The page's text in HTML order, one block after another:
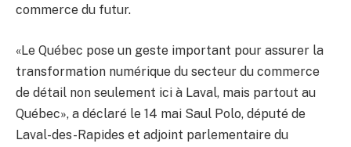
commerce du futur.
«Le Québec pose un geste important pour assurer la
transformation numérique du secteur du commerce
de détail non seulement ici à Laval, mais partout au
Québec», a déclaré le 14 mai Saul Polo, député de
Laval-des-Rapides et adjoint parlementaire du